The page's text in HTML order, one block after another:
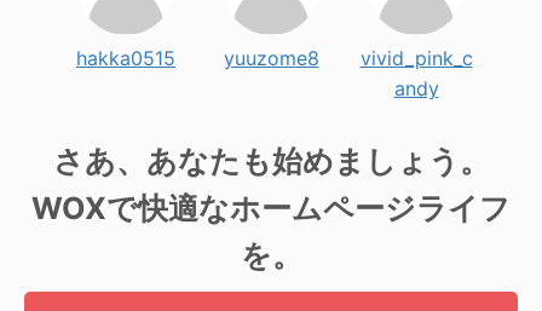
hakka0515 yuuzome8
vivid_pink_c
andy
さあ、あなたも始めましょう。
WOXで快適なホームページライフ
を。